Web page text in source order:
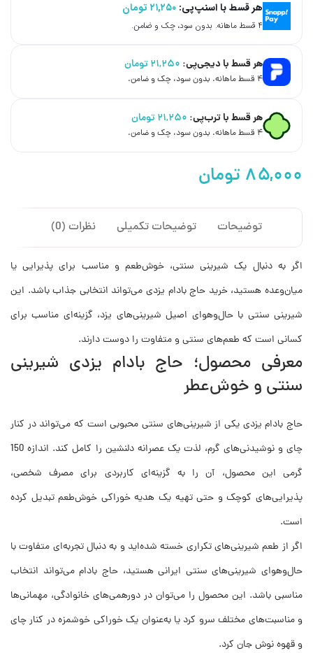
هر قسط با اسنپ‌پی: ۲۱,۲۵۰ تومان
۴ قسط ماهانه. بدون سود، چک و ضامن.
هر قسط با دیجی‌پی: ۲۱,۲۵۰تومان
۴ قسط ماهانه. بدون سود، چک و ضامن.
هر قسط با ترب‌پی: ۲۱,۲۵۰تومان
۴ قسط ماهانه. بدون سود، چک و ضامن.
تومان
توضیحات توضیحات تکمیلی نظرات (0)
اگر به دنبال یک شیرینی سنتی، خوش‌طعم و مناسب برای پذیرایی یا
میان‌وعده هستید، خرید حاج بادام یزدی می‌تواند انتخابی جذاب باشد. این
شیرینی سنتی با حال‌وهوای اصیل شیرینی‌های یزد، گزینه‌ای مناسب برای
کسانی است که طعم‌های سنتی و متفاوت را دوست دارند.
معرفی محصول؛ حاج بادام یزدی شیرینی
سنتی و خوش‌عطر
حاج بادام یزدی یکی از شیرینی‌های سنتی محبوبی است که می‌تواند در کنار
چای و نوشیدنی‌های گرم، لذت یک عصرانه دلنشین را کامل کند. اندازه 150
گرمی این محصول، آن را به گزینه‌ای کاربردی برای مصرف شخصی،
پذیرایی‌های کوچک و حتی تهیه یک هدیه خوراکی خوش‌طعم تبدیل کرده
است.
اگر از طعم شیرینی‌های تکراری خسته شده‌اید و به دنبال تجربه‌ای متفاوت با
حال‌وهوای شیرینی‌های سنتی ایرانی هستید، حاج بادام می‌تواند انتخاب
مناسبی باشد. این محصول را می‌توان در دورهمی‌های خانوادگی، مهمانی‌ها
و مناسبت‌های مختلف سرو کرد یا به‌عنوان یک خوراکی خوشمزه در کنار چای
و قهوه نوش جان کرد.